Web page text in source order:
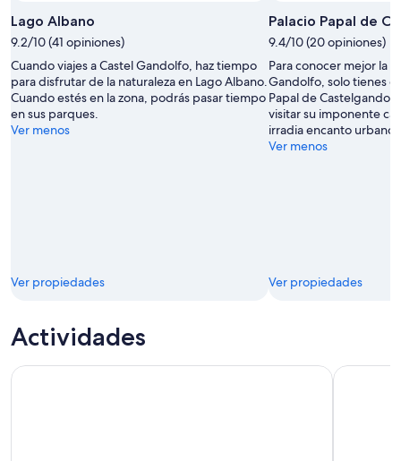
Lago Albano
9.2/10 (41 opiniones)
Cuando viajes a Castel Gandolfo, haz tiempo
para disfrutar de la naturaleza en Lago Albano.
Cuando estés en la zona, podrás pasar tiempo
en sus parques.
Ver menos
Ver propiedades
Palacio Papal de
9.4/10 (20 opiniones)
Para conocer mejor la
Gandolfo, solo tienes
Papal de
visitar su imponente
irradia encanto urbano
Ver menos
Ver propiedades
Actividades
Visita guiada completa a los Museos Vaticanos, la Capilla